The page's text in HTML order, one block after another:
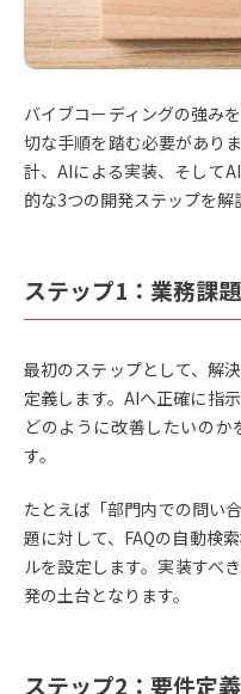
バイブコーディングの強み
切な手順を踏む必要があり
計、AIによる実装、そして
的な3つの開発ステップを解
ステップ1：業務課
最初のステップとして、解
定義します。AIへ正確に指
どのように改善したいの
す。
たとえば「部門内での問い
題に対して、FAQの自動検
ルを設定します。実装すべ
発の土台となります。
ステップ2：要件定